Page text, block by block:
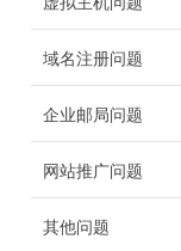
域名注册问题
企业邮局问题
网站推广问题
其他问题